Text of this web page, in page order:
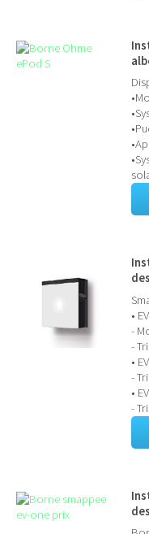
•
-
-
•
-
•
-